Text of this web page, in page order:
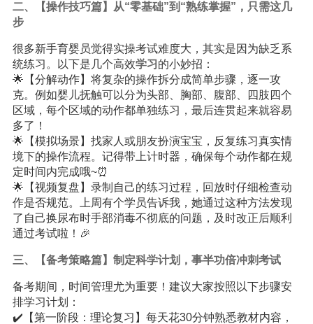
二、【操作技巧篇】从“零基础”到“熟练掌握”，只需这几
步
很多新手育婴员觉得实操考试难度大，其实是因为缺乏系
统练习。以下是几个高效学习 的小妙招：
🌟【分解动作】将复杂的操作拆分成简单步骤，逐一攻
克。例如婴儿抚触可以分为头部、胸部、腹部、四肢四个
区域，每个区域的动作都单独练习，最后连贯起来就容易
多了！
🌟【模拟场景】找家人或朋友扮演宝宝，反复练习真实情
境下的操作流程。记得带上计时器，确保每个动作都在规
定时间内完成哦~⏰
🌟【视频复盘】录制自己的练习过程，回放时仔细检查动
作是否规范。上周有个学员告诉我，她通过这种方法发现
了自己换尿布时手部消毒不彻底的问题，及时改正后顺利
通过考试啦！🎉
三、【备考策略篇】制定科学计划，事半功倍冲刺考试
备考期间，时间管理尤为重要！建议大家按照以下步骤安
排学习计划：
✔️【第一阶段：理论复习】每天花30分钟熟悉教材内容，